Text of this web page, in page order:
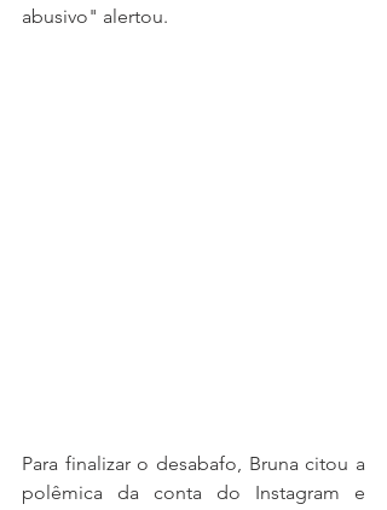
abusivo" alertou.
Para finalizar o desabafo, Bruna citou a
polêmica da conta do Instagram e